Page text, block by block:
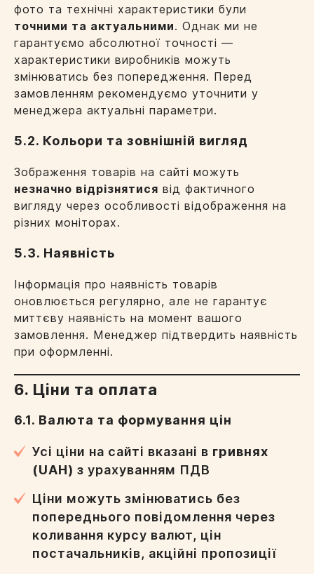
фото та технічні характеристики були
точними та актуальними. Однак ми не
гарантуємо абсолютної точності —
характеристики виробників можуть
змінюватись без попередження. Перед
замовленням рекомендуємо уточнити у
менеджера актуальні параметри.
5.2. Кольори та зовнішній вигляд
Зображення товарів на сайті можуть
незначно відрізнятися від фактичного
вигляду через особливості відображення на
різних моніторах.
5.3. Наявність
Інформація про наявність товарів
оновлюється регулярно, але не гарантує
миттєву наявність на момент вашого
замовлення. Менеджер підтвердить наявність
при оформленні.
6. Ціни та оплата
6.1. Валюта та формування цін
Усі ціни на сайті вказані в гривнях
(UAH) з урахуванням ПДВ
Ціни можуть змінюватись без
попереднього повідомлення через
коливання курсу валют, цін
постачальників, акційні пропозиції